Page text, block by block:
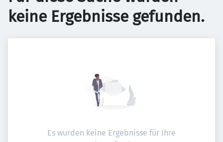
keine Ergebnisse gefunden.
Es wurden keine Ergebnisse für Ihre